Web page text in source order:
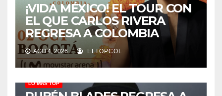
¡VIDA MÉXICO! EL TOUR CON
EL QUE CARLOS RIVERA
REGRESA A COLOMBIA
AGO 4, 2026 ELTOPCOL
LO MÁS TOP